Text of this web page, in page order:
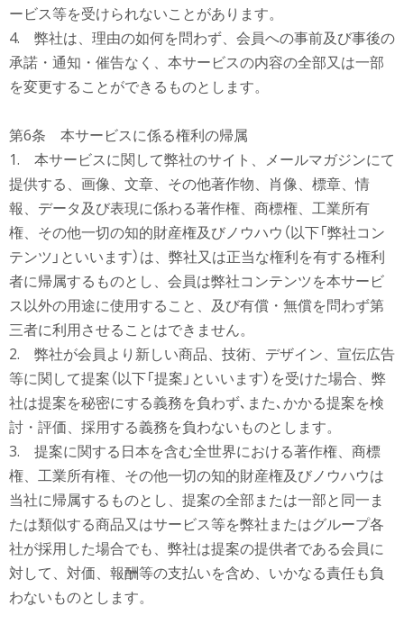
ービス等を受けられないことがあります。
4. 弊社は、理由の如何を問わず、会員への事前及び事後の
承諾・通知・催告なく、本サービスの内容の全部又は一部
を変更することができるものとします。
第6条 本サービスに係る権利の帰属
1. 本サービスに関して弊社のサイト、メールマガジンにて
提供する、画像、文章、その他著作物、肖像、標章、情
報、データ及び表現に係わる著作権、商標権、工業所有
権、その他一切の知的財産権及びノウハウ（以下「弊社コン
テンツ」といいます）は、弊社又は正当な権利を有する権利
者に帰属するものとし、会員は弊社コンテンツを本サービ
ス以外の用途に使用すること、及び有償・無償を問わず第
三者に利用させることはできません。
2. 弊社が会員より新しい商品、技術、デザイン、宣伝広告
等に関して提案（以下「提案」といいます）を受けた場合、弊
社は提案を秘密にする義務を負わず､また､かかる提案を検
討・評価、採用する義務を負わないものとします。
3. 提案に関する日本を含む全世界における著作権、商標
権、工業所有権、その他一切の知的財産権及びノウハウは
当社に帰属するものとし、提案の全部または一部と同一ま
たは類似する商品又はサービス等を弊社またはグループ各
社が採用した場合でも、弊社は提案の提供者である会員に
対して、対価、報酬等の支払いを含め、いかなる責任も負
わないものとします。